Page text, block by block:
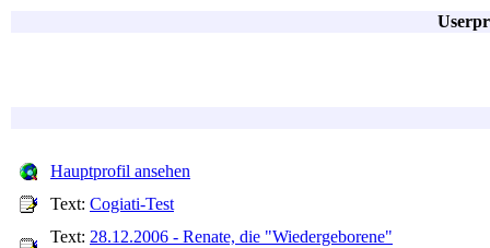
Hauptprofil ansehen
Text: Cogiati-Test
Text: 28.12.2006 - Renate, die "Wiedergeborene"